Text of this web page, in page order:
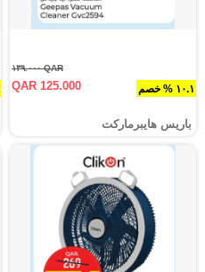
١٠.١ % خصم
QAR ١٣٩.٠٠٠
QAR 125.000
باريس هايبرماركت